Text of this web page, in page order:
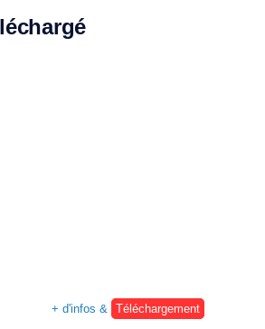
+ d'infos &
Téléchargement